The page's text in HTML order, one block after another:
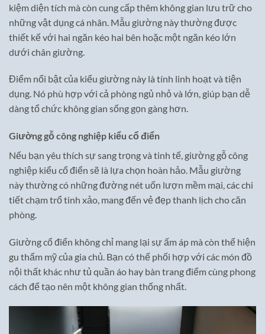
kiệm diện tích mà còn cung cấp thêm không gian lưu trữ cho
những vật dụng cá nhân. Mẫu giường này thường được
thiết kế với hai ngăn kéo hai bên hoặc một ngăn kéo lớn
dưới chân giường.
Điểm nổi bật của kiểu giường này là tính linh hoạt và tiện
dụng. Nó phù hợp với cả phòng ngủ nhỏ và lớn, giúp bạn dễ
dàng tổ chức không gian sống gọn gàng hơn.
Giường gỗ công nghiệp kiểu cổ điển
Nếu bạn yêu thích sự sang trọng và tinh tế, giường gỗ công
nghiệp kiểu cổ điển sẽ là lựa chọn hoàn hảo. Mẫu giường
này thường có những đường nét uốn lượn mềm mại, các chi
tiết chạm trổ tinh xảo, mang đến vẻ đẹp thanh lịch cho căn
phòng.
Giường cổ điển không chỉ mang lại sự ấm áp mà còn thể hiện
gu thẩm mỹ của gia chủ. Bạn có thể phối hợp với các món đồ
nội thất khác như tủ quần áo hay bàn trang điểm cùng phong
cách để tạo nên một không gian thống nhất.